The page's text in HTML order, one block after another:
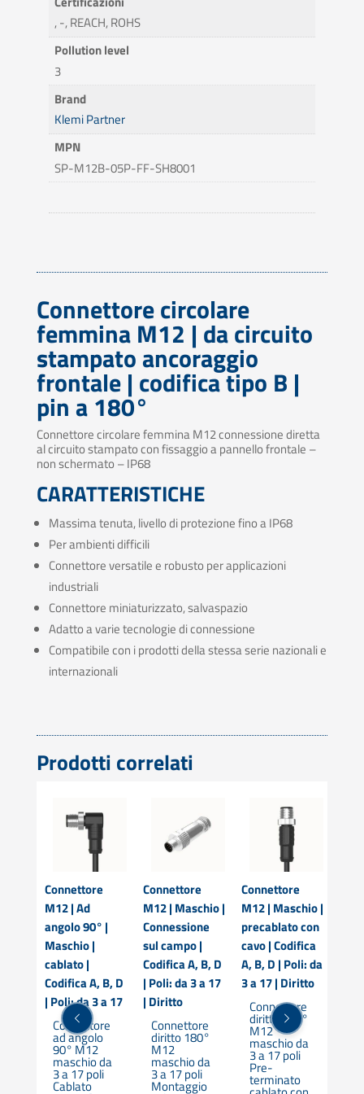
, -, REACH, ROHS
Pollution level
3
Brand
Klemi Partner
MPN
SP-M12B-05P-FF-SH8001
Connettore circolare
femmina M12 | da circuito
stampato ancoraggio
frontale | codifica tipo B |
pin a 180°
Connettore circolare femmina M12 connessione diretta
al circuito stampato con fissaggio a pannello frontale –
non schermato – IP68
CARATTERISTICHE
Massima tenuta, livello di protezione fino a IP68
Per ambienti difficili
Connettore versatile e robusto per applicazioni
industriali
Connettore miniaturizzato, salvaspazio
Adatto a varie tecnologie di connessione
Compatibile con i prodotti della stessa serie nazionali e
internazionali
Prodotti correlati
Connettore
M12 | Ad
angolo 90° |
Maschio |
cablato |
Codifica A, B, D
| Poli: da 3 a 17
Connettore
ad angolo
90° M12
maschio da
3 a 17 poli
Cablato
Connettore
M12 | Maschio |
Connessione
sul campo |
Codifica A, B, D
| Poli: da 3 a 17
| Diritto
Connettore
diritto 180°
M12
maschio da
3 a 17 poli
Montaggio
Connettore
M12 | Maschio |
precablato con
cavo | Codifica
A, B, D | Poli: da
3 a 17 | Diritto
Connettore
diritto 180°
M12
maschio da
3 a 17 poli
Pre-
terminato